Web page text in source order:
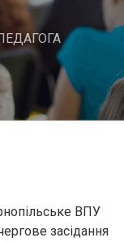
ВПУ
засідання